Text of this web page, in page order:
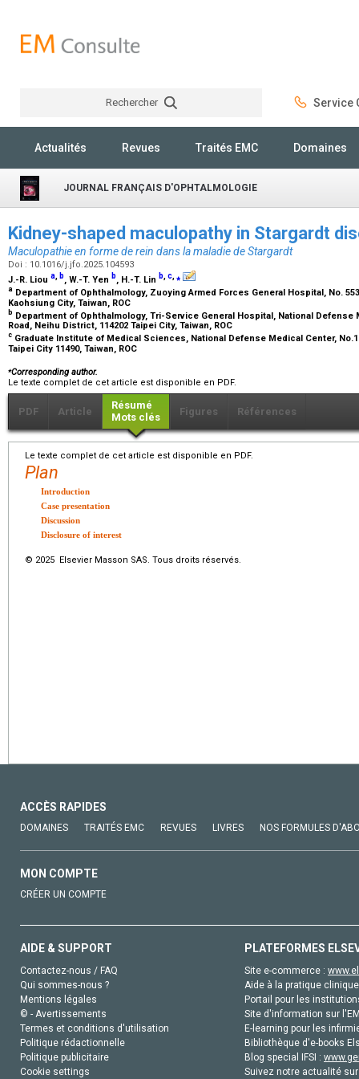
Rechercher Service
Actualités Revues Traités EMC Domaines
JOURNAL FRANÇAIS D'OPHTALMOLOGIE
Kidney-shaped maculopathy in Stargardt
Maculopathie en forme de rein dans la maladie de Stargardt
Doi : 10.1016/j.jfo.2025.104593
J.-R. Liou a, b, W.-T. Yen b, H.-T. Lin b,c,⁎
a Department of Ophthalmology, Zuoying Armed Forces General Hospital, No.
Kaohsiung City, Taiwan, ROC
b Department of Ophthalmology, Tri-Service General Hospital, National Defense
Road, Neihu District, 114202 Taipei City, Taiwan, ROC
c Graduate Institute of Medical Sciences, National Defense Medical Center,
Taipei City 11490, Taiwan, ROC
⁎Corresponding author.
Le texte complet de cet article est disponible en PDF.
PDF Article
Résumé
Mots clés
Figures Références
Le texte complet de cet article est disponible en PDF.
Plan
Introduction
Case presentation
Discussion
Disclosure of interest
© 2025 Elsevier Masson SAS. Tous droits réservés.
ACCÈS RAPIDES
DOMAINES TRAITÉS EMC REVUES LIVRES NOS FORMULES
MON COMPTE
CRÉER UN COMPTE
AIDE & SUPPORT
Contactez-nous / FAQ
Qui sommes-nous ?
Mentions légales
© - Avertissements
Termes et conditions d'utilisation
Politique rédactionnelle
Politique publicitaire
Cookie settings
PLATEFORMES
Site e-commerce :
Aide à la pratique
Portail pour les
Site d'information sur
E-learning pour les
Bibliothèque d'e-books
Blog special IFSI :
Suivez notre actualité